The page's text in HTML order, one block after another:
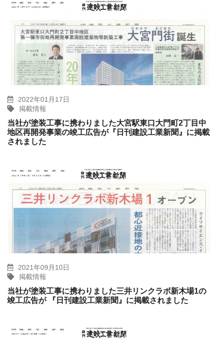
2022年01月17日
掲載情報
当社が塗装工事に携わりました大宮駅東口大門町2丁目中
地区再開発事業の竣工広告が『日刊建設工業新聞』に掲載
されました
2021年09月10日
掲載情報
当社が塗装工事に携わりました三井リンクラボ新木場1の
竣工広告が 『日刊建設工業新聞』に掲載されました